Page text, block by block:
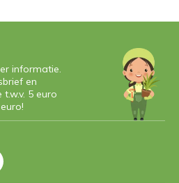
informatie.
en
5 euro